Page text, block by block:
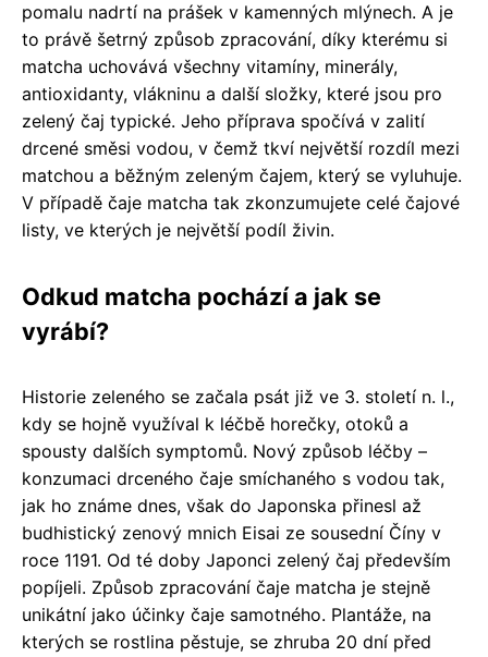
pomalu nadrtí na prášek v kamenných mlýnech. A je
to právě šetrný způsob zpracování, díky kterému si
matcha uchovává všechny vitamíny, minerály,
antioxidanty, vlákninu a další složky, které jsou pro
zelený čaj typické. Jeho příprava spočívá v zalití
drcené směsi vodou, v čemž tkví největší rozdíl mezi
matchou a běžným zeleným čajem, který se vyluhuje.
V případě čaje matcha tak zkonzumujete celé čajové
listy, ve kterých je největší podíl živin.
Odkud matcha pochází a jak se
vyrábí?
Historie zeleného se začala psát již ve 3. století n. l.,
kdy se hojně využíval k léčbě horečky, otoků a
spousty dalších symptomů. Nový způsob léčby –
konzumaci drceného čaje smíchaného s vodou tak,
jak ho známe dnes, však do Japonska přinesl až
budhistický zenový mnich Eisai ze sousední Číny v
roce 1191. Od té doby Japonci zelený čaj především
popíjeli. Způsob zpracování čaje matcha je stejně
unikátní jako účinky čaje samotného. Plantáže, na
kterých se rostlina pěstuje, se zhruba 20 dní před